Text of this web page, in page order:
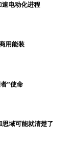
速电动化进程
用能装
”使命
域可能就清楚了